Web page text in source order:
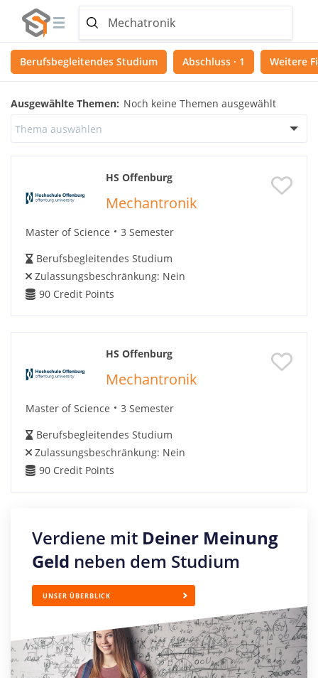
Berufsbegleitendes Studium Abschluss · 1 Weitere
Ausgewählte Themen: Noch keine Themen ausgewählt
Thema auswählen
HS Offenburg
Mechantronik
Master of Science
3 Semester
Berufsbegleitendes Studium
Zulassungsbeschränkung: Nein
90 Credit Points
HS Offenburg
Mechantronik
Master of Science
3 Semester
Berufsbegleitendes Studium
Zulassungsbeschränkung: Nein
90 Credit Points
Verdiene mit Deiner Meinung
Geld neben dem Studium
UNSER ÜBERBLICK